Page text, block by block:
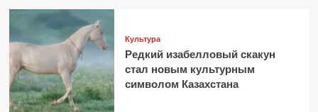
Культура
Редкий изабелловый скакун
стал новым культурным
символом Казахстана